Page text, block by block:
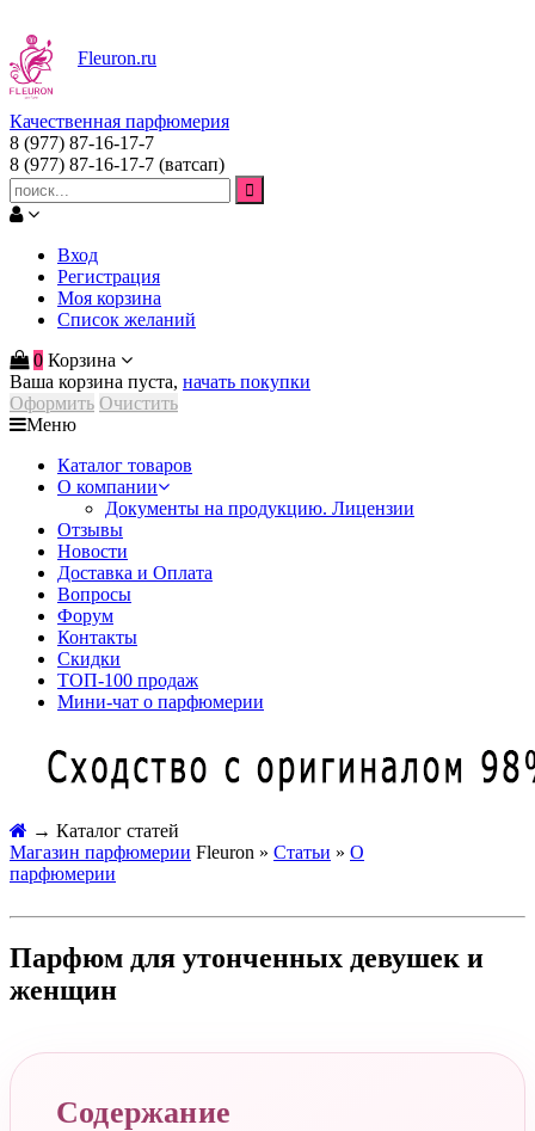
Fleuron.ru
Качественная парфюмерия
8 (977) 87-16-17-7
8 (977) 87-16-17-7 (ватсап)
Вход
Регистрация
Моя корзина
Список желаний
0 Корзина
Ваша корзина пуста, начать покупки
Оформить Очистить
Меню
Каталог товаров
О компании
Документы на продукцию. Лицензии
Отзывы
Новости
Доставка и Оплата
Вопросы
Форум
Контакты
Скидки
ТОП-100 продаж
Мини-чат о парфюмерии
→ Каталог статей
Магазин парфюмерии Fleuron » Статьи » О
парфюмерии
Парфюм для утонченных девушек и
женщин
Содержание